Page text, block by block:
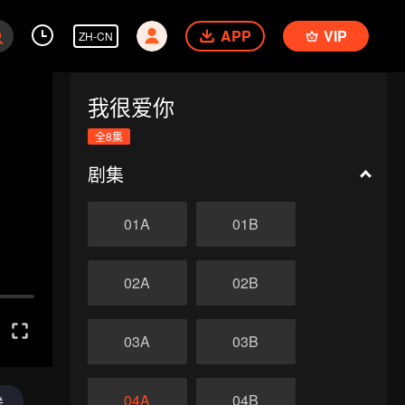
ZH-CN APP VIP
我很爱你
全8集
剧集
01A 01B
02A 02B
03A 03B
04A 04B